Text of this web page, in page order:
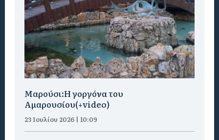
Μαρούσι:H γοργόνα του
Αμαρουσίου(+video)
23 Ιουλίου 2026 | 10:09